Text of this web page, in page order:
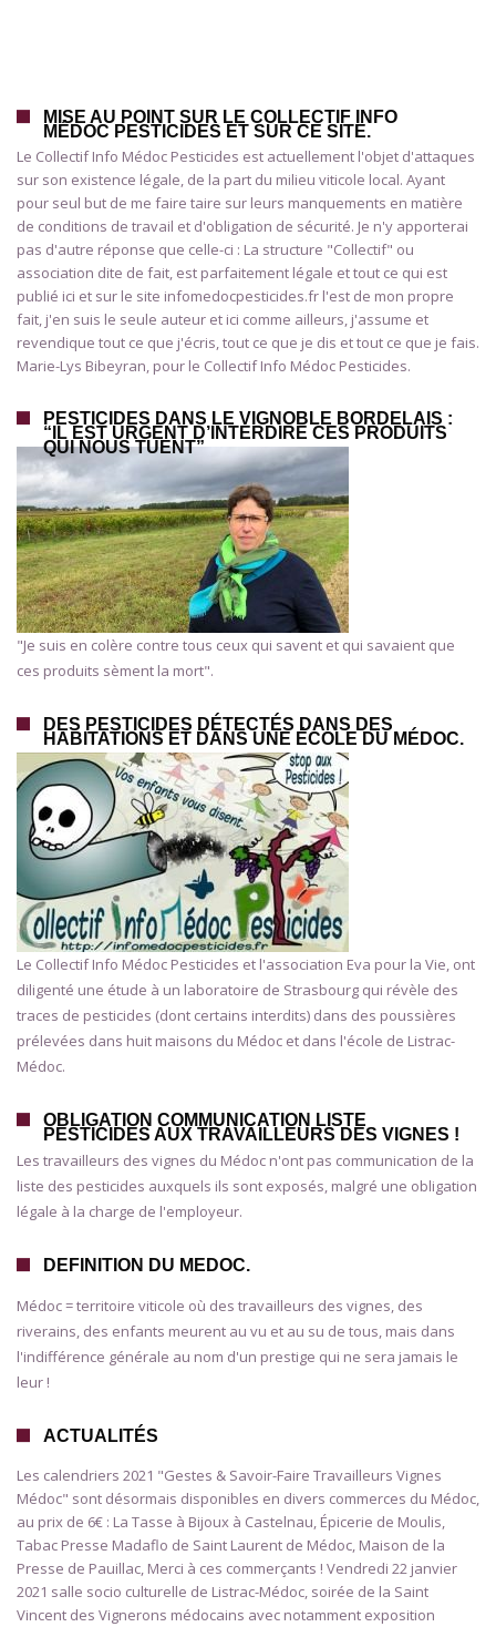
MISE AU POINT SUR LE COLLECTIF INFO
MÉDOC PESTICIDES ET SUR CE SITE.
Le Collectif Info Médoc Pesticides est actuellement l'objet d'attaques
sur son existence légale, de la part du milieu viticole local. Ayant
pour seul but de me faire taire sur leurs manquements en matière
de conditions de travail et d'obligation de sécurité. Je n'y apporterai
pas d'autre réponse que celle-ci : La structure "Collectif" ou
association dite de fait, est parfaitement légale et tout ce qui est
publié ici et sur le site infomedocpesticides.fr l'est de mon propre
fait, j'en suis le seule auteur et ici comme ailleurs, j'assume et
revendique tout ce que j'écris, tout ce que je dis et tout ce que je fais.
Marie-Lys Bibeyran, pour le Collectif Info Médoc Pesticides.
PESTICIDES DANS LE VIGNOBLE BORDELAIS :
“IL EST URGENT D’INTERDIRE CES PRODUITS
QUI NOUS TUENT”
"Je suis en colère contre tous ceux qui savent et qui savaient que
ces produits sèment la mort".
DES PESTICIDES DÉTECTÉS DANS DES
HABITATIONS ET DANS UNE ÉCOLE DU MÉDOC.
Le Collectif Info Médoc Pesticides et l'association Eva pour la Vie, ont
diligenté une étude à un laboratoire de Strasbourg qui révèle des
traces de pesticides (dont certains interdits) dans des poussières
prélevées dans huit maisons du Médoc et dans l'école de Listrac-
Médoc.
OBLIGATION COMMUNICATION LISTE
PESTICIDES AUX TRAVAILLEURS DES VIGNES !
Les travailleurs des vignes du Médoc n'ont pas communication de la
liste des pesticides auxquels ils sont exposés, malgré une obligation
légale à la charge de l'employeur.
DEFINITION DU MEDOC.
Médoc = territoire viticole où des travailleurs des vignes, des
riverains, des enfants meurent au vu et au su de tous, mais dans
l'indifférence générale au nom d'un prestige qui ne sera jamais le
leur !
ACTUALITÉS
Les calendriers 2021 "Gestes & Savoir-Faire Travailleurs Vignes
Médoc" sont désormais disponibles en divers commerces du Médoc,
au prix de 6€ : La Tasse à Bijoux à Castelnau, Épicerie de Moulis,
Tabac Presse Madaflo de Saint Laurent de Médoc, Maison de la
Presse de Pauillac, Merci à ces commerçants ! Vendredi 22 janvier
2021 salle socio culturelle de Listrac-Médoc, soirée de la Saint
Vincent des Vignerons médocains avec notamment exposition